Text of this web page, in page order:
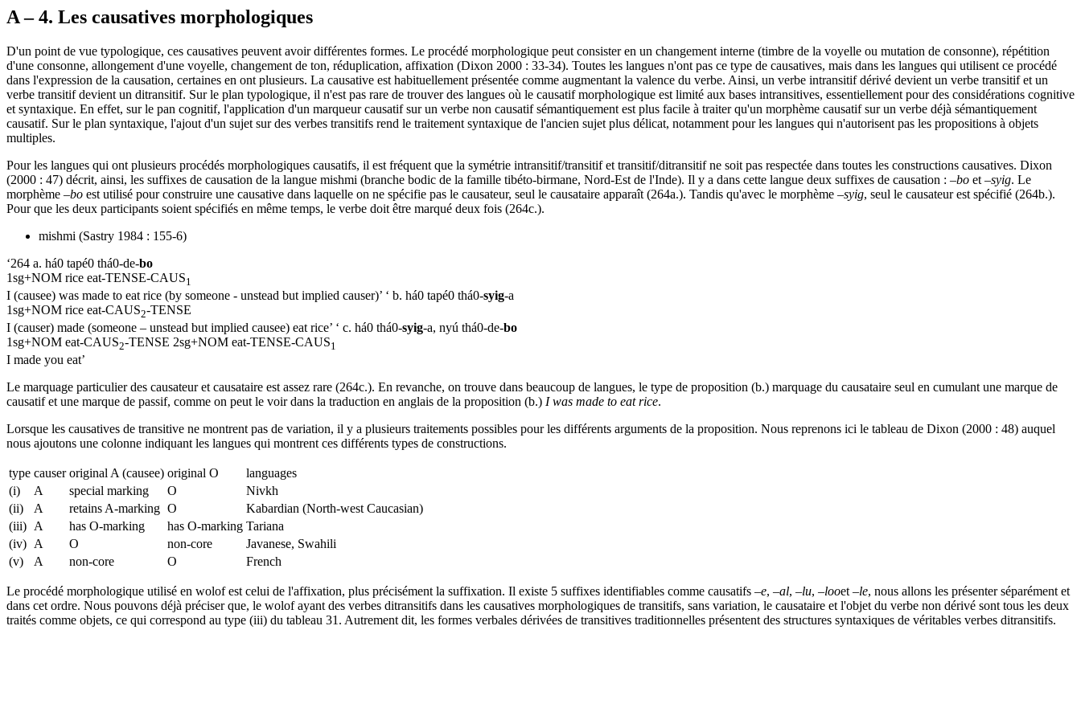
A – 4. Les causatives morphologiques
D'un point de vue typologique, ces causatives peuvent avoir différentes formes. Le procédé morphologique peut consister en un changement interne (timbre de la voyelle ou mutation de consonne), répétition
d'une consonne, allongement d'une voyelle, changement de ton, réduplication, affixation (Dixon 2000 : 33-34). Toutes les langues n'ont pas ce type de causatives, mais dans les langues qui utilisent ce procédé
dans l'expression de la causation, certaines en ont plusieurs. La causative est habituellement présentée comme augmentant la valence du verbe. Ainsi, un verbe intransitif dérivé devient un verbe transitif et un
verbe transitif devient un ditransitif. Sur le plan typologique, il n'est pas rare de trouver des langues où le causatif morphologique est limité aux bases intransitives, essentiellement pour des considérations cognitive
et syntaxique. En effet, sur le pan cognitif, l'application d'un marqueur causatif sur un verbe non causatif sémantiquement est plus facile à traiter qu'un morphème causatif sur un verbe déjà sémantiquement
causatif. Sur le plan syntaxique, l'ajout d'un sujet sur des verbes transitifs rend le traitement syntaxique de l'ancien sujet plus délicat, notamment pour les langues qui n'autorisent pas les propositions à objets
multiples.
Pour les langues qui ont plusieurs procédés morphologiques causatifs, il est fréquent que la symétrie intransitif/transitif et transitif/ditransitif ne soit pas respectée dans toutes les constructions causatives. Dixon
(2000 : 47) décrit, ainsi, les suffixes de causation de la langue mishmi (branche bodic de la famille tibéto-birmane, Nord-Est de l'Inde). Il y a dans cette langue deux suffixes de causation : –bo et –syig. Le
morphème –bo est utilisé pour construire une causative dans laquelle on ne spécifie pas le causateur, seul le causataire apparaît (264a.). Tandis qu'avec le morphème –syig, seul le causateur est spécifié (264b.).
Pour que les deux participants soient spécifiés en même temps, le verbe doit être marqué deux fois (264c.).
mishmi (Sastry 1984 : 155-6)
‘264 a. há0 tapé0 thá0-de-bo
1sg+NOM rice eat-TENSE-CAUS1
I (causee) was made to eat rice (by someone - unstead but implied causer)’ ‘ b. há0 tapé0 thá0-syig-a
1sg+NOM rice eat-CAUS2-TENSE
I (causer) made (someone – unstead but implied causee) eat rice’ ‘ c. há0 thá0-syig-a, nyú thá0-de-bo
1sg+NOM eat-CAUS2-TENSE 2sg+NOM eat-TENSE-CAUS1
I made you eat’
Le marquage particulier des causateur et causataire est assez rare (264c.). En revanche, on trouve dans beaucoup de langues, le type de proposition (b.) marquage du causataire seul en cumulant une marque de
causatif et une marque de passif, comme on peut le voir dans la traduction en anglais de la proposition (b.) I was made to eat rice.
Lorsque les causatives de transitive ne montrent pas de variation, il y a plusieurs traitements possibles pour les différents arguments de la proposition. Nous reprenons ici le tableau de Dixon (2000 : 48) auquel
nous ajoutons une colonne indiquant les langues qui montrent ces différents types de constructions.
type causer original A (causee) original O
languages
(i)
A special marking O
Nivkh
(ii)
A retains A-marking O
Kabardian (North-west Caucasian)
(iii) A has O-marking has O-marking Tariana
(iv) A O non-core
Javanese, Swahili
(v)
A non-core O French
Le procédé morphologique utilisé en wolof est celui de l'affixation, plus précisément la suffixation. Il existe 5 suffixes identifiables comme causatifs –e, –al, –lu, –looet–le, nous allons les présenter séparément et
dans cet ordre. Nous pouvons déjà préciser que, le wolof ayant des verbes ditransitifs dans les causatives morphologiques de transitifs, sans variation, le causataire et l'objet du verbe non dérivé sont tous les deux
traités comme objets, ce qui correspond au type (iii) du tableau 31. Autrement dit, les formes verbales dérivées de transitives traditionnelles présentent des structures syntaxiques de véritables verbes ditransitifs.